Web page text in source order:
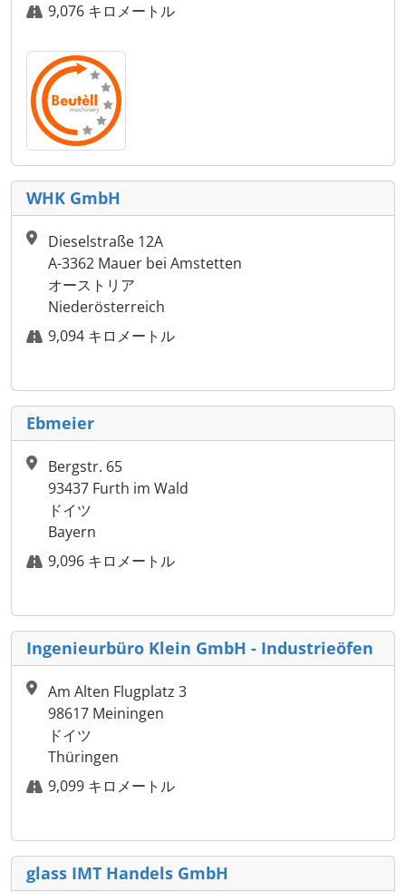
9,076 キロメートル
WHK GmbH
Dieselstraße 12A
A-3362 Mauer bei Amstetten
オーストリア
Niederösterreich
9,094 キロメートル
Ebmeier
Bergstr. 65
93437 Furth im Wald
ドイツ
Bayern
9,096 キロメートル
Ingenieurbüro Klein GmbH - Industrieöfen
Am Alten Flugplatz 3
98617 Meiningen
ドイツ
Thüringen
9,099 キロメートル
glass IMT Handels GmbH